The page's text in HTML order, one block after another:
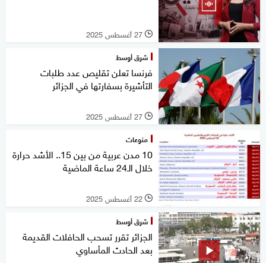
l 27 أغسطس 2025
شرق أوسط
فرنسا تعلن تقليص عدد طلبات
التأشيرة بسفارتها في الجزائر
l 27 أغسطس 2025
منوعات
10 مدن عربية من بين 15.. الأشد حرارة
خلال الـ24 ساعة الماضية
l 22 أغسطس 2025
شرق أوسط
الجزائر تقرر تسحب الحافلات القديمة
بعد الحادث المأساوي